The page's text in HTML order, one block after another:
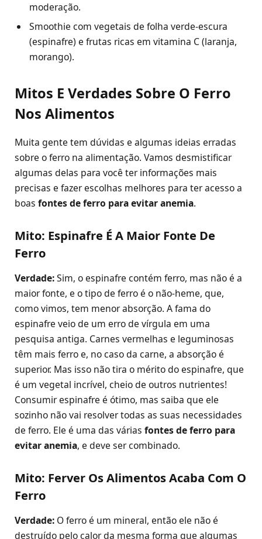
moderação.
Smoothie com vegetais de folha verde-escura
(espinafre) e frutas ricas em vitamina C (laranja,
morango).
Mitos E Verdades Sobre O Ferro
Nos Alimentos
Muita gente tem dúvidas e algumas ideias erradas
sobre o ferro na alimentação. Vamos desmistificar
algumas delas para você ter informações mais
precisas e fazer escolhas melhores para ter acesso a
boas fontes de ferro para evitar anemia.
Mito: Espinafre É A Maior Fonte De
Ferro
Verdade:Sim, o espinafre contém ferro, mas não é a
maior fonte, e o tipo de ferro é o não-heme, que,
como vimos, tem menor absorção. A fama do
espinafre veio de um erro de vírgula em uma
pesquisa antiga. Carnes vermelhas e leguminosas
têm mais ferro e, no caso da carne, a absorção é
superior. Mas isso não tira o mérito do espinafre, que
é um vegetal incrível, cheio de outros nutrientes!
Consumir espinafre é ótimo, mas saiba que ele
sozinho não vai resolver todas as suas necessidades
de ferro. Ele é uma das várias fontes de ferro para
evitar anemia, e deve ser combinado.
Mito: Ferver Os Alimentos Acaba Com O
Ferro
Verdade: O ferro é um mineral, então ele não é
destruído pelo calor da mesma forma que algumas